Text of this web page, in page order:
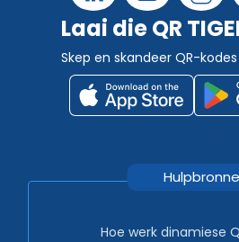
Laai die QR
Skep en skandeer QR-
Hulpbronne
Hoe werk dinamiese